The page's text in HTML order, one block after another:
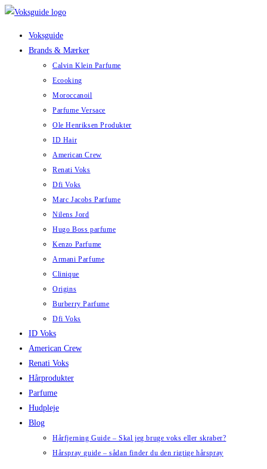
Skip
Voksguide
Brands & Mærker
Calvin Klein Parfume
Ecooking
Moroccanoil
Parfume Versace
Ole Henriksen Produkter
ID Hair
American Crew
Renati Voks
Dfi Voks
Marc Jacobs Parfume
Nilens Jord
Hugo Boss parfume
Kenzo Parfume
Armani Parfume
Clinique
Origins
Burberry Parfume
Dfi Voks
ID Voks
American Crew
Renati Voks
Hårprodukter
Parfume
Hudpleje
Blog
Hårfjerning Guide – Skal jeg bruge voks eller skraber?
Hårspray guide – sådan finder du den rigtige hårspray